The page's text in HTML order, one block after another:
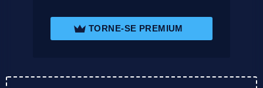
TORNE-SE PREMIUM